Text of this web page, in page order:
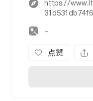
https://
-
点赞